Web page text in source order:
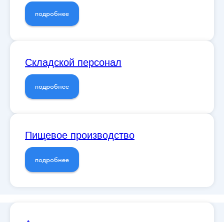
подробнее
Складской персонал
подробнее
Пищевое производство
подробнее